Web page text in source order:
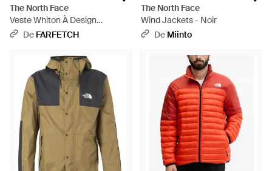
The North Face
Veste Whiton À Design
Superposé - Noir
De FARFETCH
The North Face
Wind Jackets - Noir
De Miinto